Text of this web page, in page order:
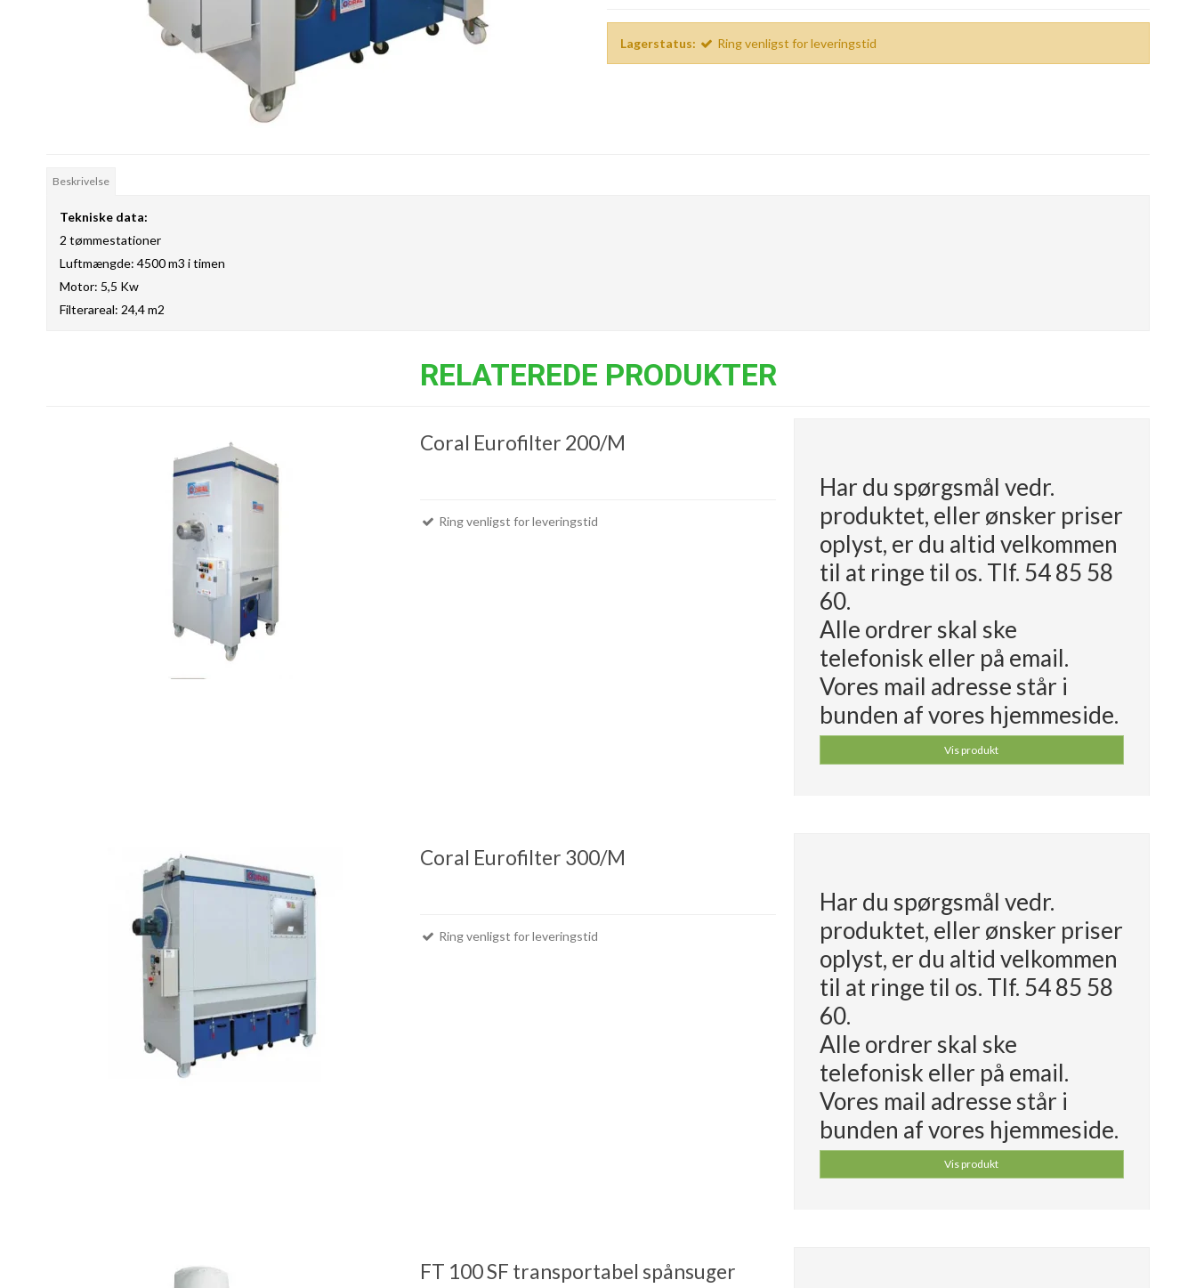
Lagerstatus: Ring venligst for leveringstid
Beskrivelse
Tekniske data:
2 tømmestationer
Luftmængde: 4500 m3 i timen
Motor: 5,5 Kw
Filterareal: 24,4 m2
RELATEREDE PRODUKTER
Coral Eurofilter 200/M
Ring venligst for leveringstid
Har du spørgsmål vedr.
produktet, eller ønsker priser
oplyst, er du altid velkommen
til at ringe til os. Tlf. 54 85 58
60.
Alle ordrer skal ske
telefonisk eller på email.
Vores mail adresse står i
bunden af vores hjemmeside.
Vis produkt
Coral Eurofilter 300/M
Ring venligst for leveringstid
Har du spørgsmål vedr.
produktet, eller ønsker priser
oplyst, er du altid velkommen
til at ringe til os. Tlf. 54 85 58
60.
Alle ordrer skal ske
telefonisk eller på email.
Vores mail adresse står i
bunden af vores hjemmeside.
Vis produkt
FT 100 SF transportabel spånsuger